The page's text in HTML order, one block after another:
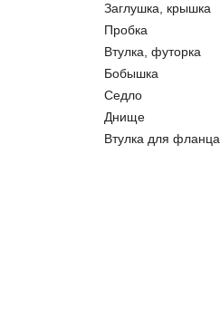
Заглушка, крышка
Пробка
Втулка, футорка
Бобышка
Седло
Днище
Втулка для фланца